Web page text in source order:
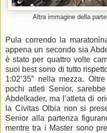
Altra immagine della
Pula correndo la
appena un secondo sia
è stato per quattro volte
suoi best sono di tutto
1:02’35” nella mezza.
pochi atleti Senior,
Abdelkader, ma l’atleta di
la Civitas Olbia non si
Senior alla partenza
mentre tra i Master sono